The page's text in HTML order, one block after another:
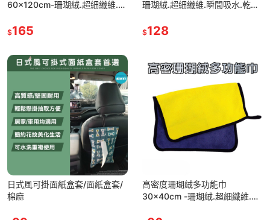
60x120cm-珊瑚絨.超細纖維.乾
$165
珊瑚絨.超細纖維.瞬間吸水.乾濕
拭布
$128
日式風可掛面紙盒套/面紙盒套/
棉麻
高密度珊瑚絨多功能巾
30x40cm -珊瑚絨.超細纖維.乾